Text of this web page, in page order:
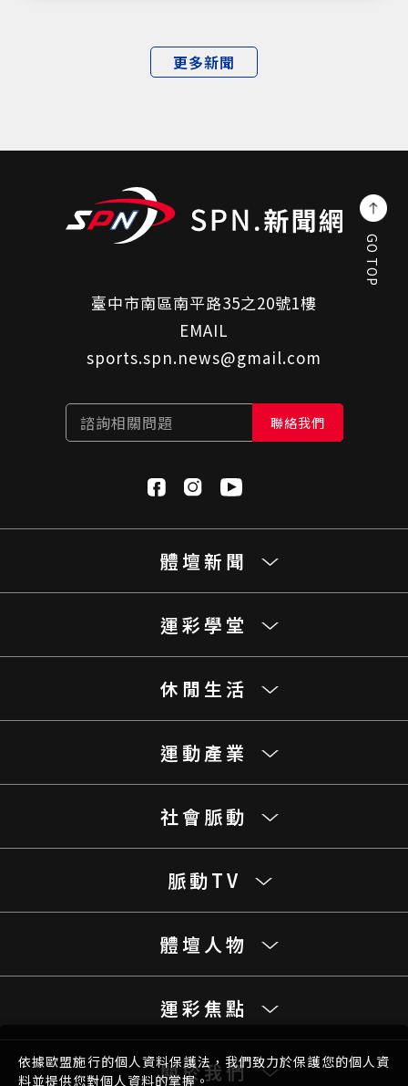
更多新聞
臺中市南區南平路35之20號1樓
EMAIL
sports.spn.news@gmail.com
諮詢相關問題 聯絡我們
體壇新聞
運彩學堂
休閒生活
運動產業
社會脈動
脈動TV
體壇人物
運彩焦點
關於我們
GO TOP
依據歐盟施行的個人資料保護法，我們致力於保護您的個人資
料並提供您對個人資料的掌握。